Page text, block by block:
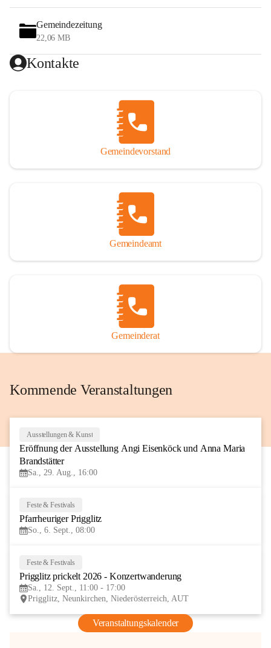
Gemeindezeitung
22,06 MB
Kontakte
Gemeindevorstand
Gemeindeamt
Gemeinderat
Kommende Veranstaltungen
AUG
Ausstellungen & Kunst
Eröffnung der Ausstellung Angi Eisenköck und Anna Maria
Brandstätter
Sa., 29. Aug., 16:00
Feste & Festivals
Pfarrheuriger Prigglitz
So., 6. Sept., 08:00
Feste & Festivals
Prigglitz prickelt 2026 - Konzertwanderung
Sa., 12. Sept., 11:00 - 17:00
Prigglitz, Neunkirchen, Niederösterreich, AUT
Veranstaltungskalender